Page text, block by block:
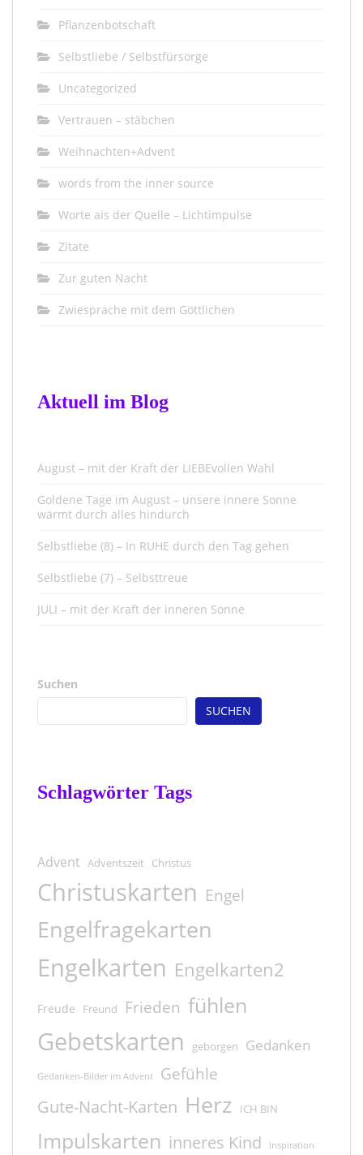
Pflanzenbotschaft
Selbstliebe / Selbstfürsorge
Uncategorized
Vertrauen – stäbchen
Weihnachten+Advent
words from the inner source
Worte ais der Quelle – Lichtimpulse
Zitate
Zur guten Nacht
Zwiesprache mit dem Göttlichen
Aktuell im Blog
August – mit der Kraft der LIEBEvollen Wahl
Goldene Tage im August – unsere innere Sonne
wärmt durch alles hindurch
Selbstliebe (8) – In RUHE durch den Tag gehen
Selbstliebe (7) – Selbsttreue
JULI – mit der Kraft der inneren Sonne
Suchen
SUCHEN
Schlagwörter Tags
Advent Adventszeit Christus
Christuskarten Engel
Engelfragekarten
Engelkarten Engelkarten2
Freude Freund Frieden fühlen
Gebetskarten geborgen Gedanken
Gedanken-Bilder im Advent Gefühle
Gute-Nacht-Karten Herz ICH BIN
Impulskarten inneres Kind Inspiration